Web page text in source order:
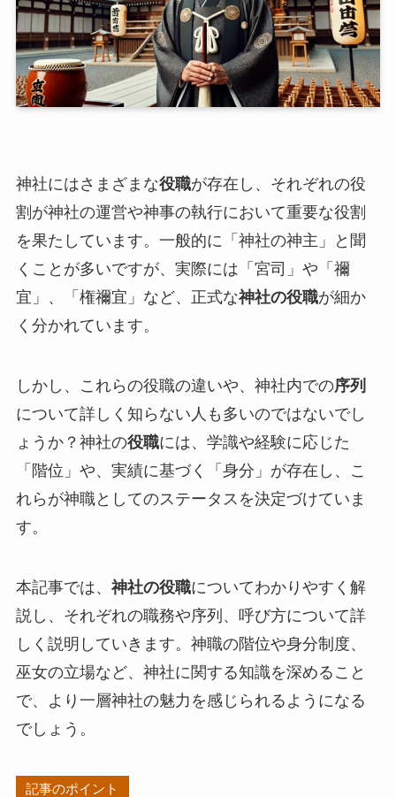
神社にはさまざまな役職が存在し、それぞれの役
割が神社の運営や神事の執行において重要な役割
を果たしています。一般的に「神社の神主」と聞
くことが多いですが、実際には「宮司」や「禰
宜」、「権禰宜」など、正式な神社の役職が細か
く分かれています。
しかし、これらの役職の違いや、神社内での序列
について詳しく知らない人も多いのではないでし
ょうか？神社の役職には、学識や経験に応じた
「階位」や、実績に基づく「身分」が存在し、こ
れらが神職としてのステータスを決定づけていま
す。
本記事では、 神社の役職についてわかりやすく解
説し、それぞれの職務や序列、呼び方について詳
しく説明していきます。神職の階位や身分制度、
巫女の立場など、神社に関する知識を深めること
で、より一層神社の魅力を感じられるようになる
でしょう。
記事のポイント